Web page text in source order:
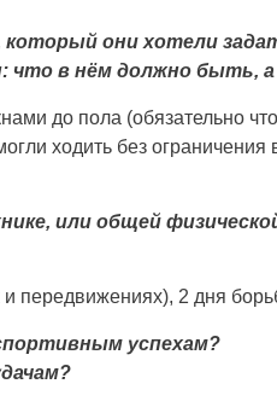
они хотели
что в нём должно быть,
до пола (обязательно
ходить без ограничения
или общей
передвижениях), 2 дня
успехам?